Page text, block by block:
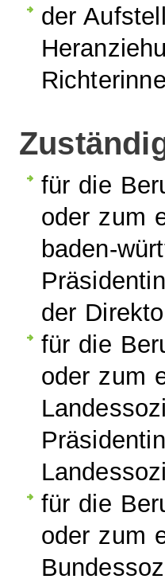
der
für die
oder zum
baden-
der
für die
oder zum
für die
oder zum